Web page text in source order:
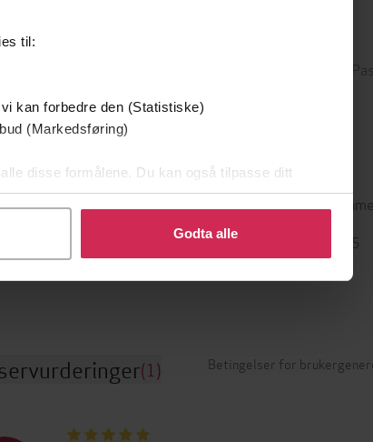
til:
kan forbedre den (Statistiske)
(Markedsføring)
disse formålene. Du kan også tilpasse ditt
helst trekke tilbake eller endre ditt samtykke.
Godta alle
Bokmål DRM-beskyttelse
ISBN 9788203460845
(1) Betingelser for